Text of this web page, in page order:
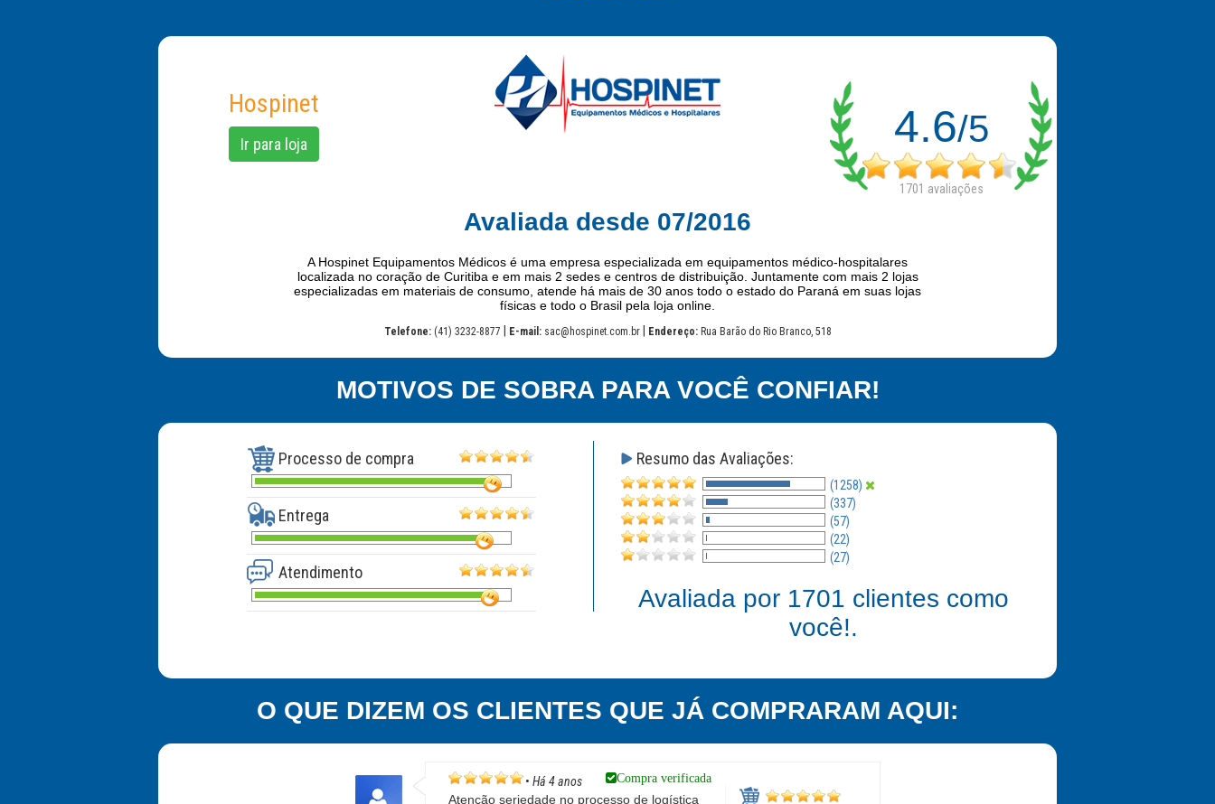
Hospinet
Ir para loja 4.6/5
1701 avaliações
Avaliada desde 07/2016
A Hospinet Equipamentos Médicos é uma empresa especializada em equipamentos médico-hospitalares
localizada no coração de Curitiba e em mais 2 sedes e centros de distribuição. Juntamente com mais 2 lojas
especializadas em materiais de consumo, atende há mais de 30 anos todo o estado do Paraná em suas lojas
físicas e todo o Brasil pela loja online.
Telefone: (41) 3232-8877 E-mail:sac@hospinet.com.br Endereço: Rua Barão do Rio Branco, 518
MOTIVOS DE SOBRA PARA VOCÊ CONFIAR!
Processo de compra
Entrega
Atendimento
Resumo das Avaliações:
(1258)
(337)
(57)
(22)
(27)
Avaliada por 1701 clientes como
você!.
O QUE DIZEM OS CLIENTES QUE JÁ COMPRARAM AQUI:
• Há 4 anos Compra verificada
Atenção seriedade no processo de logística